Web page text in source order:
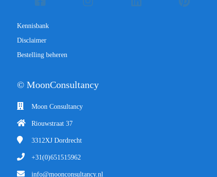
Kennisbank
Disclaimer
Bestelling beheren
© MoonConsultancy
Moon Consultancy
Riouwstraat 37
3312XJ Dordrecht
+31(0)651515962
info@moonconsultancy.nl